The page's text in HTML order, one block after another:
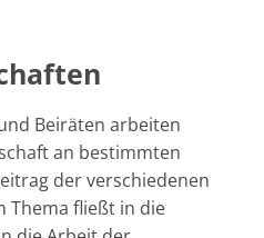
Beiräten arbeiten
an bestimmten
der verschiedenen
Thema fließt in die